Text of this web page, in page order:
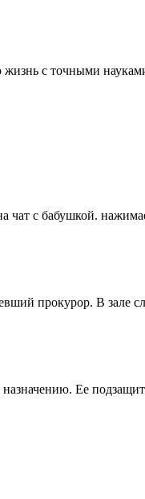
жизнь с точными
чат с бабушкой.
прокурор. В зале
назначению. Ее